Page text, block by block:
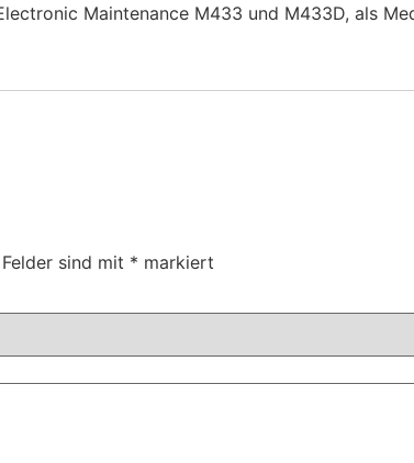
Maintenance M433 und M433D, als
sind mit * markiert